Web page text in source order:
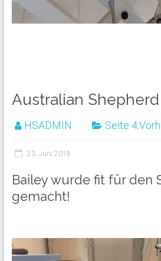
Australian
HSADMIN Seite 4,
23. Juni 2018
Bailey wurde fit für den
gemacht!